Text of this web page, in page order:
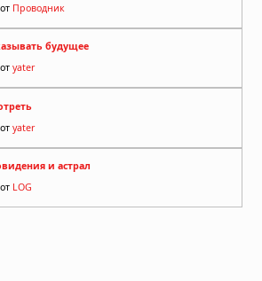
от Проводник
будущее
от yater
от yater
и астрал
от LOG